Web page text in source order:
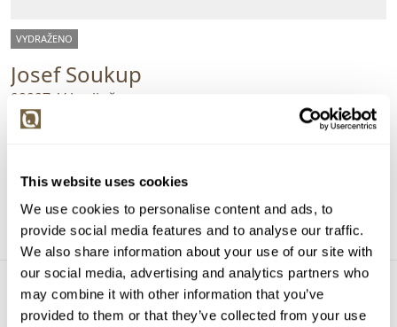
This website uses cookies
We use cookies to personalise content and ads, to
provide social media features and to analyse our traffic.
We also share information about your use of our site with
our social media, advertising and analytics partners who
may combine it with other information that you’ve
provided to them or that they’ve collected from your use
VYDRAŽENO
Josef Soukup
92227. V krajině
Vyvolávací cena:
Dražba ukončena: 19.03.2023 21:28:00
Detail